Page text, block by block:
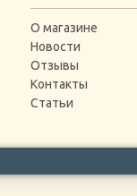
О магазине
Новости
Отзывы
Контакты
Статьи